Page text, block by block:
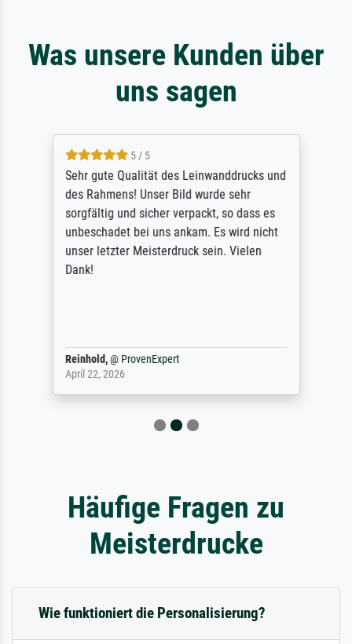
Was unsere Kunden über
uns sagen
5 / 5
Sehr gute Qualität des Leinwanddrucks und
des Rahmens! Unser Bild wurde sehr
sorgfältig und sicher verpackt, so dass es
unbeschadet bei uns ankam. Es wird nicht
unser letzter Meisterdruck sein. Vielen
Dank!
Reinhold,@ ProvenExpert
April 22, 2026
Häufige Fragen zu
Meisterdrucke
Wie funktioniert die Personalisierung?